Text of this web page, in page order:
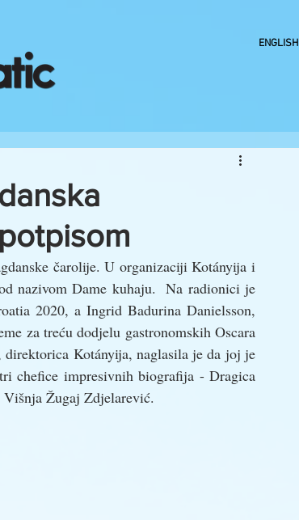
ENGLISH
čarolije. U organizaciji Kotányija i
nazivom Dame kuhaju.  Na radionici je
2020, a Ingrid Badurina Danielsson,
za treću dodjelu gastronomskih Oscara
Kotányija, naglasila je da joj je
chefice impresivnih biografija - Dragica
Žugaj Zdjelarević.